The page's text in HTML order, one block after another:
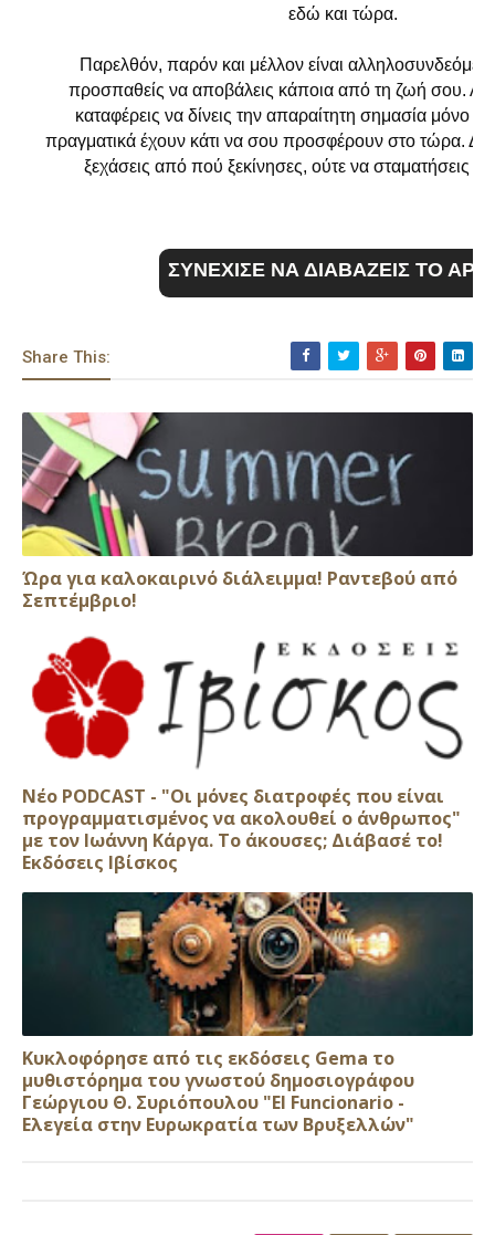
εδώ και τώρα.
Παρελθόν, παρόν και μέλλον είναι
προσπαθείς να αποβάλεις κάποια από τη ζωή σου.
καταφέρεις να δίνεις την απαραίτητη σημασία μόνο
πραγματικά έχουν κάτι να σου προσφέρουν στο τώρα. Δεν
ξεχάσεις από πού ξεκίνησες, ούτε να σταματήσεις να
ΣΥΝΕΧΙΣΕ ΝΑ ΔΙΑΒΑΖΕΙΣ ΤΟ
Share This:
Ώρα για καλοκαιρινό διάλειμμα! Ραντεβού από
Σεπτέμβριο!
Νέο PODCAST - "Οι μόνες διατροφές που είναι
προγραμματισμένος να ακολουθεί ο άνθρωπος"
με τον Ιωάννη Κάργα. Το άκουσες; Διάβασέ το!
Εκδόσεις Ιβίσκος
Κυκλοφόρησε από τις εκδόσεις Gema το
μυθιστόρημα του γνωστού δημοσιογράφου
Γεώργιου Θ. Συριόπουλου "El Funcionario -
Ελεγεία στην Ευρωκρατία των Βρυξελλών"